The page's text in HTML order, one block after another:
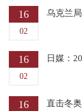
16
02
乌克兰
16
02
日媒：
16
直击冬